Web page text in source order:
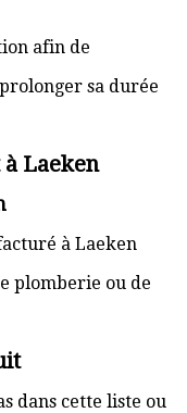
afin de
sa durée
Laeken
à Laeken
plomberie ou de
dans cette liste ou